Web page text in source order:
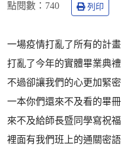
點閱數： 740 列印
一場疫情打亂了所有的計畫
打亂了今年的實體畢業典禮
不過卻讓我們的心更加緊密
一本你們還來不及看的畢冊
來不及給師長暨同學寫祝福
裡面有我們班上的通關密語